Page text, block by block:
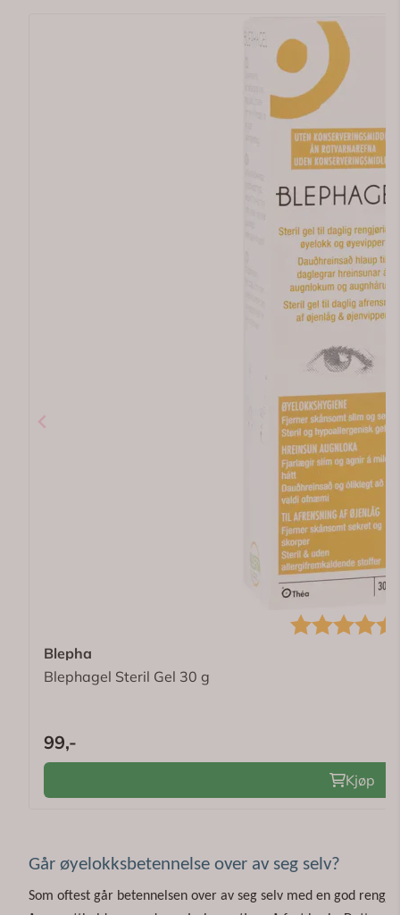
Karakter:
Blepha
Blephagel Steril Gel 30 g
99,-
Kjøp
Går øyelokksbetennelse over av seg selv?
Som oftest går betennelsen over av seg selv med en god